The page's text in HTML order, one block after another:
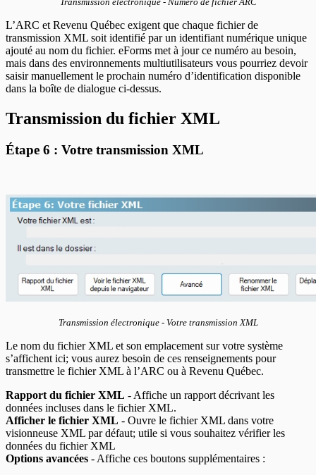
L’ARC et Revenu Québec exigent que chaque fichier de
transmission XML soit identifié par un identifiant numérique unique
ajouté au nom du fichier. eForms met à jour ce numéro au besoin,
mais dans des environnements multiutilisateurs vous pourriez devoir
saisir manuellement le prochain numéro d’identification disponible
dans la boîte de dialogue ci-dessus.
Transmission du fichier XML
Étape 6 : Votre transmission XML
Transmission électronique - Votre transmission XML
Le nom du fichier XML et son emplacement sur votre système
s’affichent ici; vous aurez besoin de ces renseignements pour
transmettre le fichier XML à l’ARC ou à Revenu Québec.
Rapport du fichier XML - Affiche un rapport décrivant les
données incluses dans le fichier XML.
Afficher le fichier XML - Ouvre le fichier XML dans votre
visionneuse XML par défaut; utile si vous souhaitez vérifier les
données du fichier XML
Options avancées - Affiche ces boutons supplémentaires :